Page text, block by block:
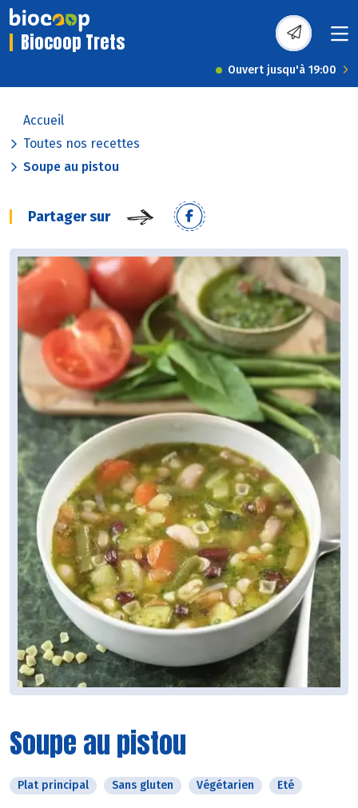
Biocoop Trets
Ouvert jusqu'à 19:00
Accueil
Toutes nos recettes
Soupe au pistou
Partager sur
Soupe au pistou
Plat principal Sans gluten Végétarien Eté